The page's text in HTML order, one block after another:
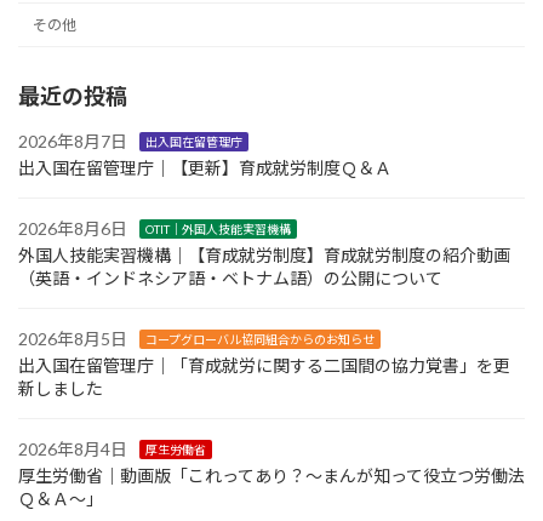
その他
最近の投稿
2026年8月7日 出入国在留管理庁
出入国在留管理庁｜【更新】育成就労制度Ｑ＆Ａ
2026年8月6日 OTIT｜外国人技能実習機構
外国人技能実習機構｜【育成就労制度】育成就労制度の紹介動画
（英語・インドネシア語・ベトナム語）の公開について
2026年8月5日 コープグローバル協同組合からのお知らせ
出入国在留管理庁｜「育成就労に関する二国間の協力覚書」を更
新しました
2026年8月4日 厚生労働省
厚生労働省｜動画版「これってあり？～まんが知って役立つ労働法
Ｑ＆Ａ～」